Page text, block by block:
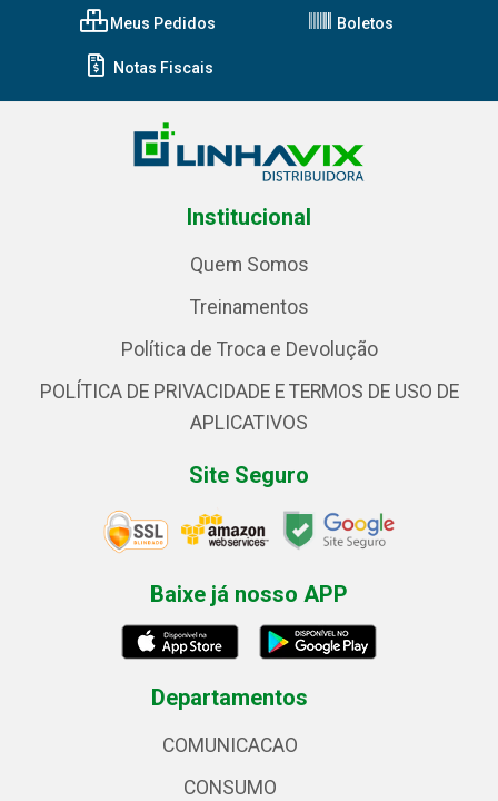
Meus Pedidos Boletos
Notas Fiscais
Institucional
Quem Somos
Treinamentos
Política de Troca e Devolução
POLÍTICA DE PRIVACIDADE E TERMOS DE USO DE
APLICATIVOS
Site Seguro
Baixe já nosso APP
Departamentos
COMUNICACAO
CONSUMO